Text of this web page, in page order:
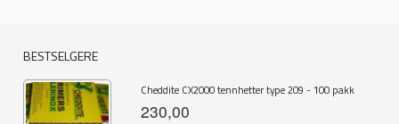
BESTSELGERE
Cheddite CX2000 tennhetter type 209 - 100 pakk
230,00